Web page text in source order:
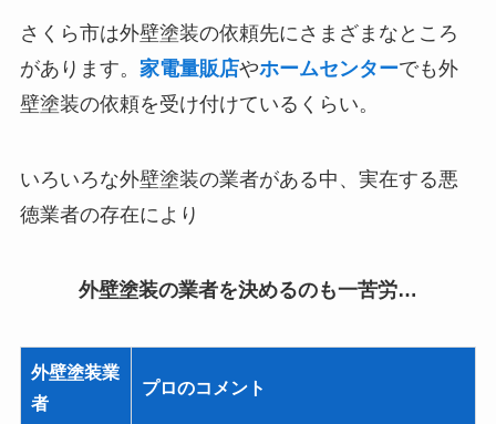
さくら市は外壁塗装の依頼先にさまざまなところ
があります。 家電量販店やホームセンターでも外
壁塗装の依頼を受け付けているくらい。
いろいろな外壁塗装の業者がある中、 実在する悪
徳業者の存在により
外壁塗装の業者を決めるのも一苦労…
外壁塗装業
者
プロのコメント